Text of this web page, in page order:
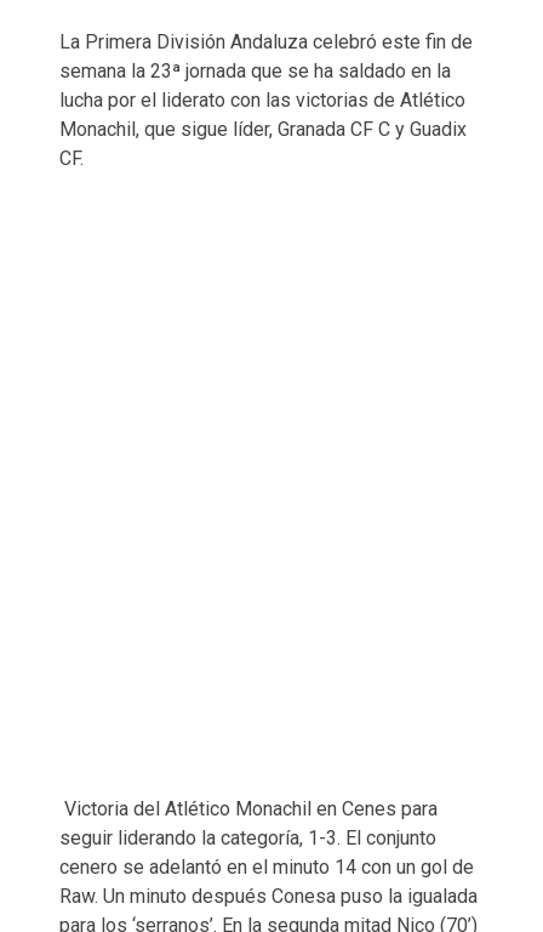
La Primera División Andaluza celebró este fin de
semana la 23ª jornada que se ha saldado en la
lucha por el liderato con las victorias de Atlético
Monachil, que sigue líder, Granada CF C y Guadix
CF.
Victoria del Atlético Monachil en Cenes para
seguir liderando la categoría, 1-3. El conjunto
cenero se adelantó en el minuto 14 con un gol de
Raw. Un minuto después Conesa puso la igualada
para los ‘serranos’. En la segunda mitad Nico (70’)